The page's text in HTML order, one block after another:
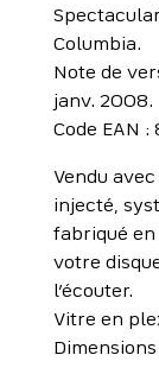
Columbia.
Note de
janv. 2008.
Code EAN :
Vendu
injecté,
fabriqué
votre
l’écouter.
Vitre en